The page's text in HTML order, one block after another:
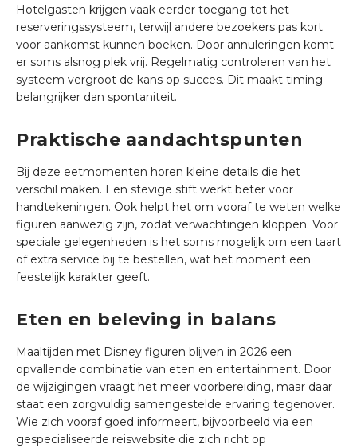
Hotelgasten krijgen vaak eerder toegang tot het
reserveringssysteem, terwijl andere bezoekers pas kort
voor aankomst kunnen boeken. Door annuleringen komt
er soms alsnog plek vrij. Regelmatig controleren van het
systeem vergroot de kans op succes. Dit maakt timing
belangrijker dan spontaniteit.
Praktische aandachtspunten
Bij deze eetmomenten horen kleine details die het
verschil maken. Een stevige stift werkt beter voor
handtekeningen. Ook helpt het om vooraf te weten welke
figuren aanwezig zijn, zodat verwachtingen kloppen. Voor
speciale gelegenheden is het soms mogelijk om een taart
of extra service bij te bestellen, wat het moment een
feestelijk karakter geeft.
Eten en beleving in balans
Maaltijden met Disney figuren blijven in 2026 een
opvallende combinatie van eten en entertainment. Door
de wijzigingen vraagt het meer voorbereiding, maar daar
staat een zorgvuldig samengestelde ervaring tegenover.
Wie zich vooraf goed informeert, bijvoorbeeld via een
gespecialiseerde reiswebsite die zich richt op